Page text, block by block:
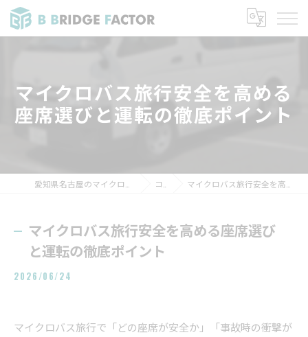
マイクロバス旅行安全を高める
座席選びと運転の徹底ポイント
コラム マイクロバス旅行安全を高める座席選びと運転の徹底ポイント
マイクロバス旅行安全を高める座席選び
と運転の徹底ポイント
2026/06/24
マイクロバス旅行で「どの座席が安全か」「事故時の衝撃が